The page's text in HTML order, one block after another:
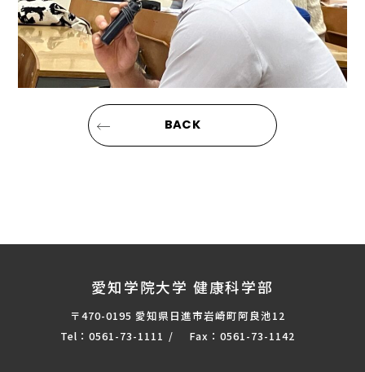
BACK
愛知学院大学 健康科学部
〒470-0195 愛知県日進市岩崎町阿良池12
Tel：0561-73-1111
Fax：0561-73-1142